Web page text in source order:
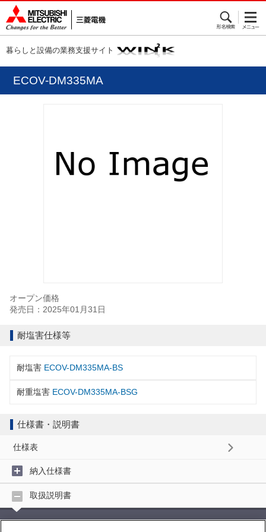
暮らしと設備の業務支援サイト
ECOV-DM335MA
オープン価格
発売日：2025年01月31日
耐塩害仕様等
耐塩害 ECOV-DM335MA-BS
耐重塩害 ECOV-DM335MA-BSG
仕様書・説明書
仕様表
納入仕様書
取扱説明書